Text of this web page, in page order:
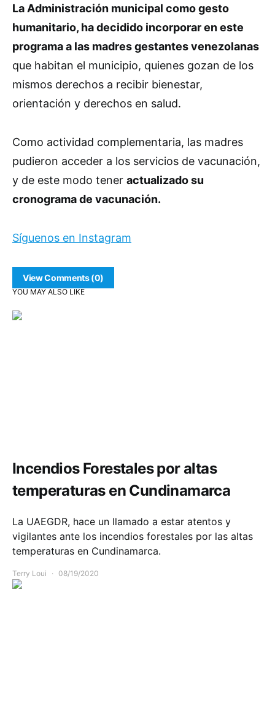
La Administración municipal como gesto
humanitario, ha decidido incorporar en este
programa a las madres gestantes venezolanas
que habitan el municipio, quienes gozan de los
mismos derechos a recibir bienestar,
orientación y derechos en salud.
Como actividad complementaria, las madres
pudieron acceder a los servicios de vacunación,
y de este modo tener actualizado su
cronograma de vacunación.
Síguenos en Instagram
View Comments (0)
YOU MAY ALSO LIKE
Incendios Forestales por altas
temperaturas en Cundinamarca
La UAEGDR, hace un llamado a estar atentos y
vigilantes ante los incendios forestales por las altas
temperaturas en Cundinamarca.
Terry Loui 08/19/2020